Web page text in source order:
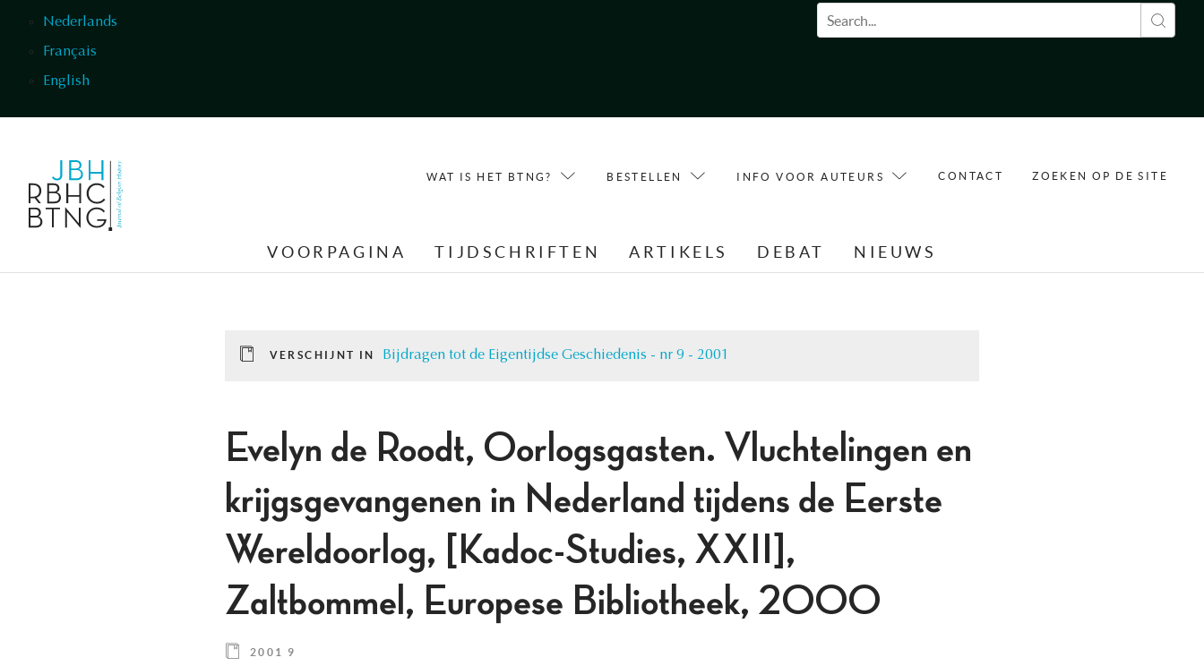
Nederlands
Français
English
Zoekveld
WAT IS HET BTNG? BESTELLEN INFO VOOR AUTEURS CONTACT ZOEKEN OP DE SITE
VOORPAGINA TIJDSCHRIFTEN ARTIKELS DEBAT NIEUWS
VERSCHIJNT IN Bijdragen tot de Eigentijdse Geschiedenis - nr 9 - 2001
Evelyn de Roodt, Oorlogsgasten. Vluchtelingen en
krijgsgevangenen in Nederland tijdens de Eerste
Wereldoorlog, [Kadoc-Studies, XXII],
Zaltbommel, Europese Bibliotheek, 2000
2001 9